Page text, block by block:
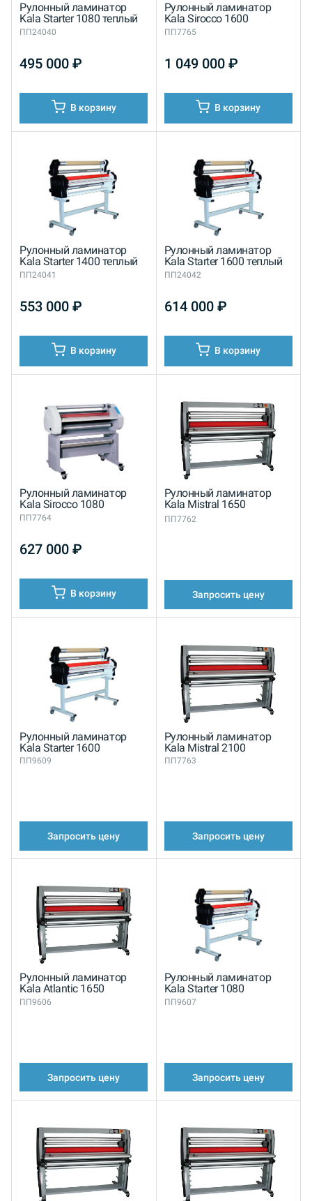
Рулонный ламинатор
Kala Starter 1080 теплый
ПП24040
495 000₽
В корзину
Рулонный ламинатор
Kala Sirocco 1600
ПП7765
1 049 000 ₽
В корзину
Рулонный ламинатор
Kala Starter 1400 теплый
ПП24041
553 000₽
В корзину
Рулонный ламинатор
Kala Starter 1600 теплый
ПП24042
614 000 ₽
В корзину
Рулонный ламинатор
Kala Sirocco 1080
ПП7764
627 000₽
В корзину
Рулонный ламинатор
Kala Mistral 1650
ПП7762
Запросить цену
Рулонный ламинатор
Kala Starter 1600
ПП9609
Запросить цену
Рулонный ламинатор
Kala Mistral 2100
ПП7763
Запросить цену
Рулонный ламинатор
Kala Atlantic 1650
ПП9606
Запросить цену
Рулонный ламинатор
Kala Starter 1080
ПП9607
Запросить цену